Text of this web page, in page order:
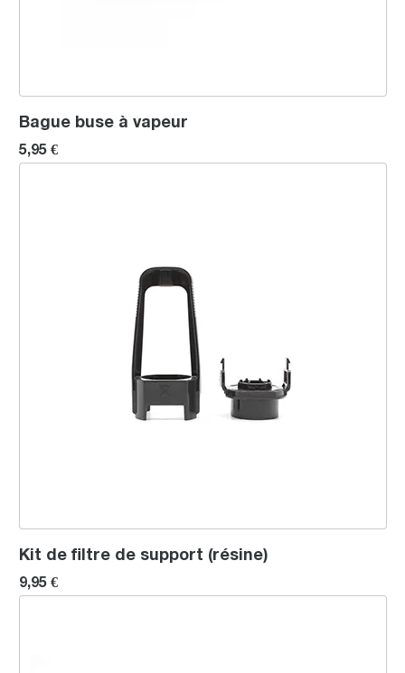
Bague buse à vapeur
5,95 €
Kit de filtre de support (résine)
Kit de filtre de support (résine)
9,95 €
Grille d’égouttage (brillant)